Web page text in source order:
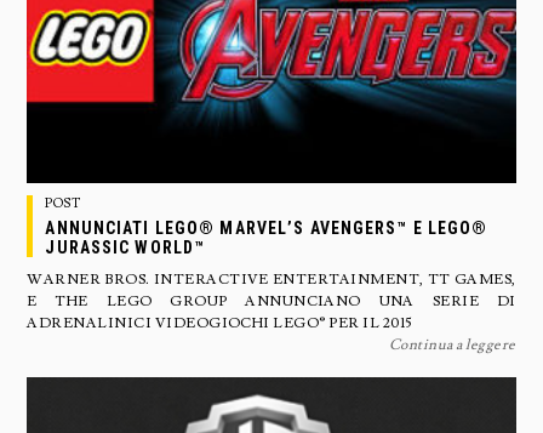
POST
ANNUNCIATI LEGO® MARVEL’S AVENGERS™ E LEGO®
JURASSIC WORLD™
WARNER BROS. INTERACTIVE ENTERTAINMENT, TT GAMES,
E THE LEGO GROUP ANNUNCIANO UNA SERIE DI
ADRENALINICI VIDEOGIOCHI LEGO® PER IL 2015
Continua a leggere